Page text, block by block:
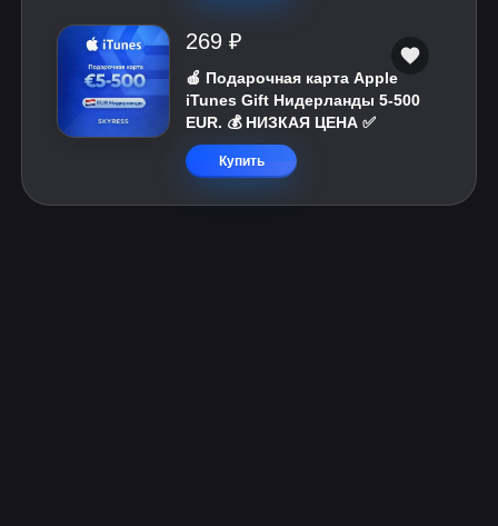
269 ₽
🍎 Подарочная карта Apple
iTunes Gift Нидерланды 5-500
EUR. 💰 НИЗКАЯ ЦЕНА ✅
Купить